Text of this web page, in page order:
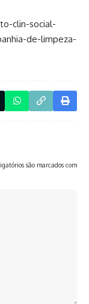
clin-social-
de-limpeza-
são marcados com